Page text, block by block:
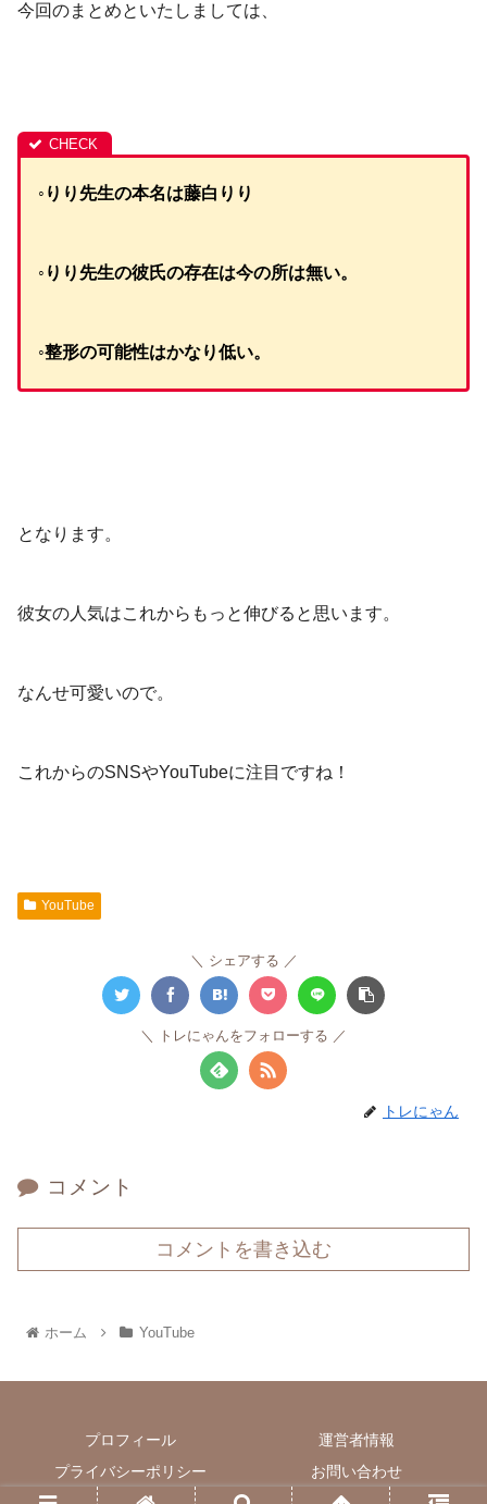
今回のまとめといたしましては、
◦りり先生の本名は藤白りり
◦りり先生の彼氏の存在は今の所は無い。
◦整形の可能性はかなり低い。
となります。
彼女の人気はこれからもっと伸びると思います。
なんせ可愛いので。
これからのSNSやYouTubeに注目ですね！
YouTube
シェアする
トレにゃんをフォローする
トレにゃん
コメント
コメントを書き込む
ホーム YouTube
プロフィール
運営者情報
プライバシーポリシー
お問い合わせ